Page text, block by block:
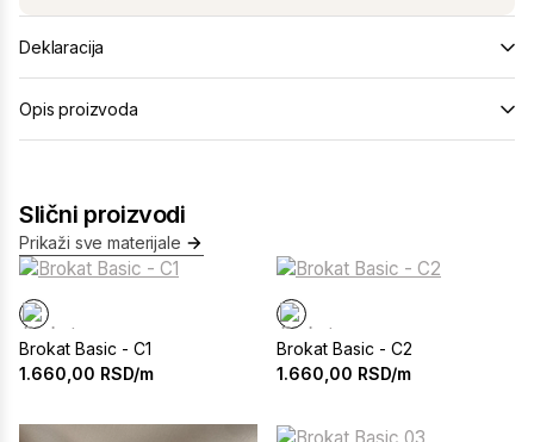
Deklaracija
Opis proizvoda
Slični proizvodi
Prikaži sve materijale
Brokat Basic - C1
1.660,00 RSD/m
Brokat Basic - C2
1.660,00 RSD/m